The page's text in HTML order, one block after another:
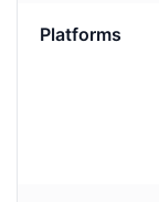
Platforms